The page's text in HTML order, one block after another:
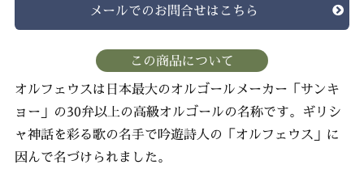
メールでのお問合せはこちら
この商品について
オルフェウスは日本最大のオルゴールメーカー「サンキ
ョー」の30弁以上の高級オルゴールの名称です。ギリシ
ャ神話を彩る歌の名手で吟遊詩人の「オルフェウス」に
因んで名づけられました。